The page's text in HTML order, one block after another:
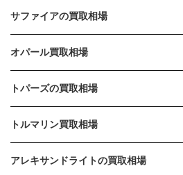
サファイアの買取相場
オパール買取相場
トパーズの買取相場
トルマリン買取相場
アレキサンドライトの買取相場